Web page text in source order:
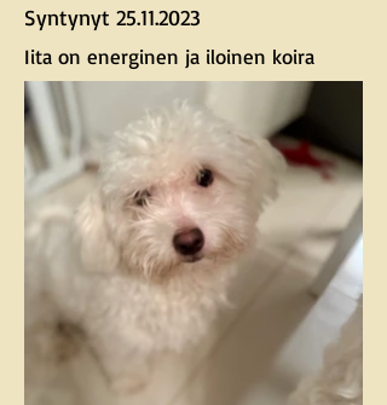
Syntynyt 25.11.2023
Iita on energinen ja iloinen koira